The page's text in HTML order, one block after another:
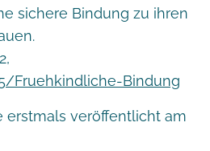
sichere Bindung zu ihren
Fruehkindliche-Bindung
erstmals veröffentlicht am